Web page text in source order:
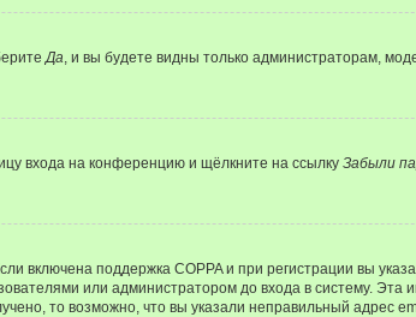
Да , и вы будете видны только администраторам,
входа на конференцию и щёлкните на ссылку Забыли
поддержка COPPA и при регистрации вы
или администратором до входа в систему.
то возможно, что вы указали неправильный адрес